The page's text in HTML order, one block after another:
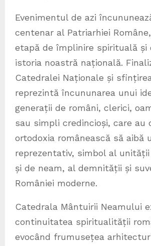
Evenimentul de azi
centenar al Patriarhiei
etapă de împlinire spirituală și
istoria noastră națională.
Catedralei Naționale și
reprezintă încununarea unui
generații de români, clerici,
sau simpli credincioși, care au
ortodoxia românească să aibă
reprezentativ, simbol al
și de neam, al demnității și
României moderne.
Catedrala Mântuirii Neamului
continuitatea spiritualității
evocând frumusețea